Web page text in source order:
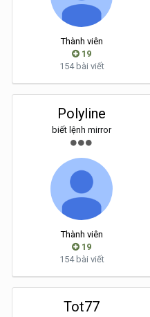
Thành viên
19
154 bài viết
Polyline
biết lệnh mirror
Thành viên
19
154 bài viết
Tot77